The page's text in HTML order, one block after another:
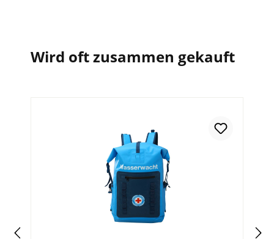
Wird oft zusammen gekauft